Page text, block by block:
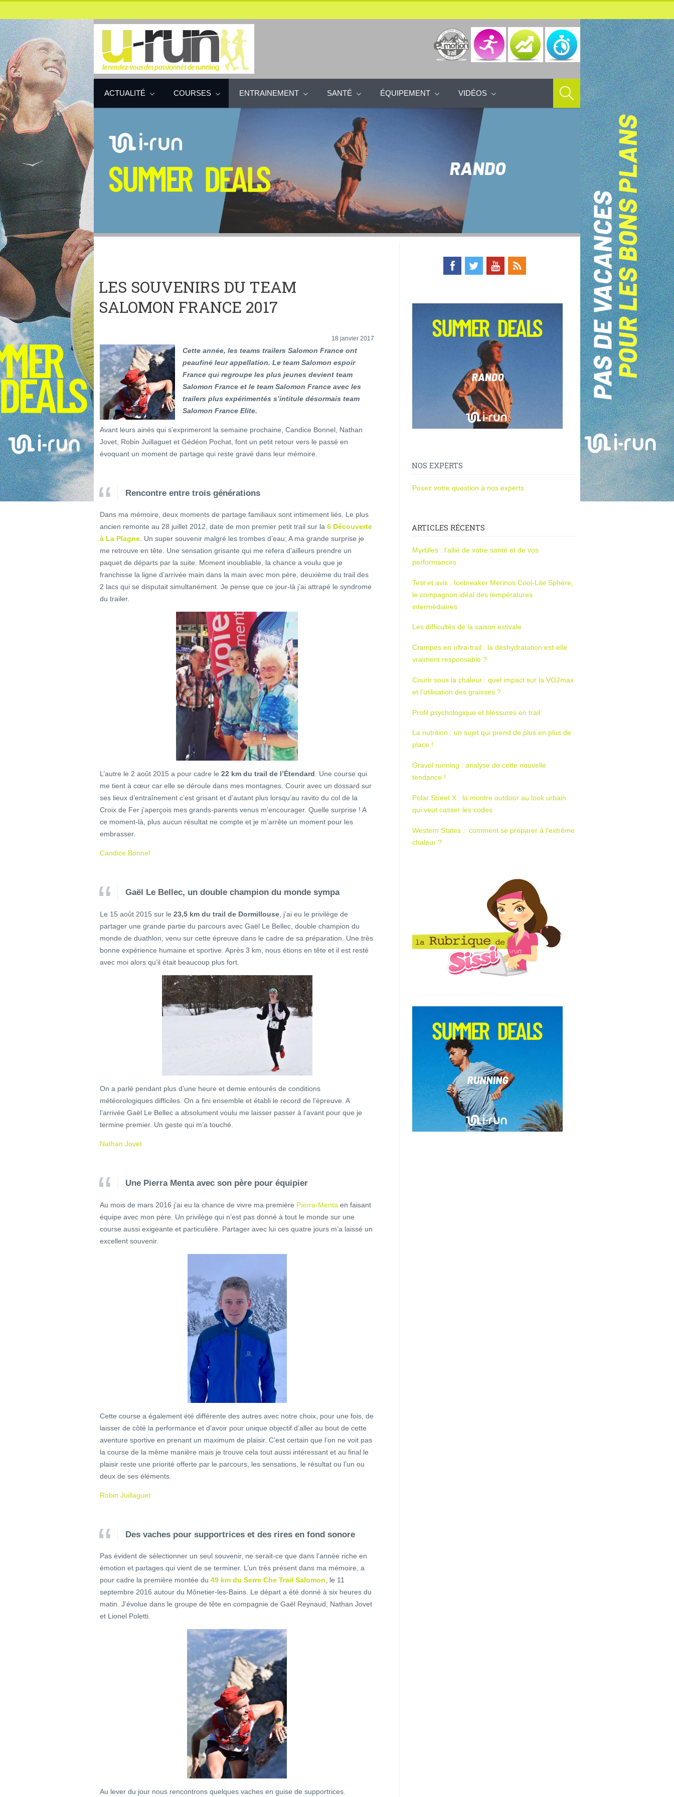
ACTUALITÉ COURSES ENTRAINEMENT SANTÉ ÉQUIPEMENT VIDÉOS
LES SOUVENIRS DU TEAM
SALOMON FRANCE 2017
18 janvier 2017
Cette année, les teams trailers Salomon France ont
peaufiné leur appellation. Le team Salomon espoir
France qui regroupe les plus jeunes devient team
Salomon France et le team Salomon France avec les
trailers plus expérimentés s’intitule désormais team
Salomon France Elite.
Avant leurs ainés qui s’exprimeront la semaine prochaine, Candice Bonnel, Nathan
Jovet, Robin Juillaguet et Gédéon Pochat, font un petit retour vers le passé en
évoquant un moment de partage qui reste gravé dans leur mémoire.
Rencontre entre trois générations
Dans ma mémoire, deux moments de partage familiaux sont intimement liés. Le plus
ancien remonte au 28 juillet 2012, date de mon premier petit trail sur la 6 Découverte
à La Plagne. Un super souvenir malgré les trombes d’eau; A ma grande surprise je
me retrouve en tête. Une sensation grisante qui me refera d’ailleurs prendre un
paquet de départs par la suite. Moment inoubliable, la chance a voulu que je
franchisse la ligne d’arrivée main dans la main avec mon père, deuxième du trail des
2 lacs qui se disputait simultanément. Je pense que ce jour-là j’ai attrapé le syndrome
du trailer.
L’autre le 2 août 2015 a pour cadre le 22 km du trail de l’Étendard . Une course qui
me tient à cœur car elle se déroule dans mes montagnes. Courir avec un dossard sur
ses lieux d’entraînement c’est grisant et d’autant plus lorsqu’au ravito du col de la
Croix de Fer j’aperçois mes grands-parents venus m’encourager. Quelle surprise ! A
ce moment-là, plus aucun résultat ne compte et je m’arrête un moment pour les
embrasser.
Candice Bonnel
Gaël Le Bellec, un double champion du monde sympa
Le 15 août 2015 sur le 23,5 km du trail de Dormillouse , j’ai eu le privilège de
partager une grande partie du parcours avec Gaël Le Bellec, double champion du
monde de duathlon, venu sur cette épreuve dans le cadre de sa préparation. Une très
bonne expérience humaine et sportive. Après 3 km, nous étions en tête et il est resté
avec moi alors qu’il était beaucoup plus fort.
On a parlé pendant plus d’une heure et demie entourés de conditions
météorologiques difficiles. On a fini ensemble et établi le record de l’épreuve. A
l’arrivée Gaël Le Bellec a absolument voulu me laisser passer à l’avant pour que je
termine premier. Un geste qui m’a touché.
Nathan Jovet
Une Pierra Menta avec son père pour équipier
Au mois de mars 2016 j’ai eu la chance de vivre ma première Pierra-Menta en faisant
équipe avec mon père. Un privilège qui n’est pas donné à tout le monde sur une
course aussi exigeante et particulière. Partager avec lui ces quatre jours m’a laissé un
excellent souvenir.
Cette course a également été différente des autres avec notre choix, pour une fois, de
laisser de côté la performance et d’avoir pour unique objectif d’aller au bout de cette
aventure sportive en prenant un maximum de plaisir. C’est certain que l’on ne voit pas
la course de la même manière mais je trouve cela tout aussi intéressant et au final le
plaisir reste une priorité offerte par le parcours, les sensations, le résultat ou l’un ou
deux de ses éléments.
Robin Juillaguet
Des vaches pour supportrices et des rires en fond sonore
Pas évident de sélectionner un seul souvenir, ne serait-ce que dans l’année riche en
émotion et partages qui vient de se terminer. L’un très présent dans ma mémoire, a
pour cadre la première montée du 49 km du Serre Che Trail Salomon, le 11
septembre 2016 autour du Mônetier-les-Bains. Le départ a été donné à six heures du
matin. J’évolue dans le groupe de tête en compagnie de Gaël Reynaud, Nathan Jovet
et Lionel Poletti.
Au lever du jour nous rencontrons quelques vaches en guise de supportrices.
NOS EXPERTS
Posez votre question à nos experts
ARTICLES RÉCENTS
Myrtilles : l’allié de votre santé et de vos
performances
Test et avis : Icebreaker Merinos Cool-Lite Sphère,
le compagnon idéal des températures
intermédiaires
Les difficultés de la saison estivale
Crampes en ultra-trail : la déshydratation est-elle
vraiment responsable ?
Courir sous la chaleur : quel impact sur la VO2max
et l’utilisation des graisses ?
Profil psychologique et blessures en trail
La nutrition : un sujet qui prend de plus en plus de
place !
Gravel running : analyse de cette nouvelle
tendance !
Polar Street X : la montre outdoor au look urbain
qui veut casser les codes
Western States : comment se préparer à l’extrême
chaleur ?